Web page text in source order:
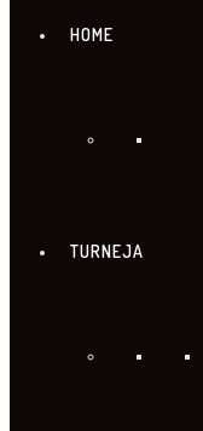
HOME
TURNEJA